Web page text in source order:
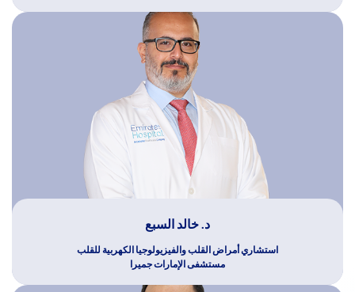
د. خالد السبع
استشاري أمراض القلب والفيزيولوجيا الكهربية للقلب
مستشفى الإمارات جميرا